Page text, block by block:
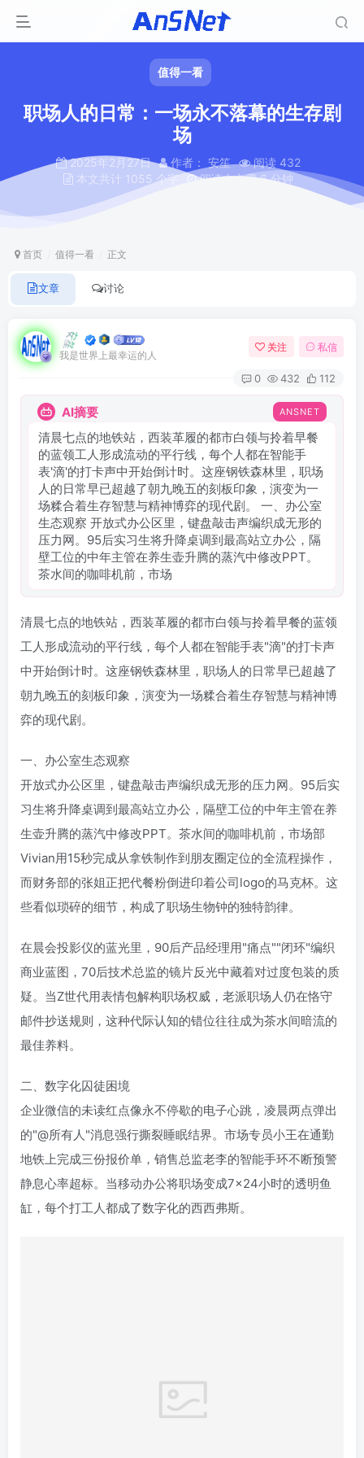
值得一看
职场人的日常：一场永不落幕的生存剧
场
2025年2月27日 作者： 安笙
阅读 432
本文共计 1055 个字
阅读本文需 6 分钟
首页 值得一看 正文
文章 讨论
安笙
我是世界上最幸运的人
关注 私信
0 432 112
AI摘要 ANSNET
清晨七点的地铁站，西装革履的都市白领与拎着早餐
的蓝领工人形成流动的平行线，每个人都在智能手
表'滴'的打卡声中开始倒计时。这座钢铁森林里，职场
人的日常早已超越了朝九晚五的刻板印象，演变为一
场糅合着生存智慧与精神博弈的现代剧。 一、办公室
生态观察 开放式办公区里，键盘敲击声编织成无形的
压力网。95后实习生将升降桌调到最高站立办公，隔
壁工位的中年主管在养生壶升腾的蒸汽中修改PPT。
茶水间的咖啡机前，市场
清晨七点的地铁站，西装革履的都市白领与拎着早餐的蓝领
工人形成流动的平行线，每个人都在智能手表"滴"的打卡声
中开始倒计时。这座钢铁森林里，职场人的日常早已超越了
朝九晚五的刻板印象，演变为一场糅合着生存智慧与精神博
弈的现代剧。
一、办公室生态观察
开放式办公区里，键盘敲击声编织成无形的压力网。95后实
习生将升降桌调到最高站立办公，隔壁工位的中年主管在养
生壶升腾的蒸汽中修改PPT。茶水间的咖啡机前，市场部
Vivian用15秒完成从拿铁制作到朋友圈定位的全流程操作，
而财务部的张姐正把代餐粉倒进印着公司logo的马克杯。这
些看似琐碎的细节，构成了职场生物钟的独特韵律。
在晨会投影仪的蓝光里，90后产品经理用"痛点""闭环"编织
商业蓝图，70后技术总监的镜片反光中藏着对过度包装的质
疑。当Z世代用表情包解构职场权威，老派职场人仍在恪守
邮件抄送规则，这种代际认知的错位往往成为茶水间暗流的
最佳养料。
二、数字化囚徒困境
企业微信的未读红点像永不停歇的电子心跳，凌晨两点弹出
的"@所有人"消息强行撕裂睡眠结界。市场专员小王在通勤
地铁上完成三份报价单，销售总监老李的智能手环不断预警
静息心率超标。当移动办公将职场变成7×24小时的透明鱼
缸，每个打工人都成了数字化的西西弗斯。